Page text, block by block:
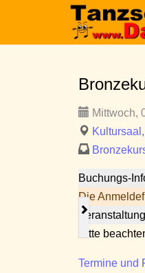
Mittwoch,
Buchungs-
Die
Bitte
Termine und